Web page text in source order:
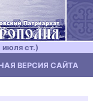
июля ст.)
ВЕРСИЯ САЙТА